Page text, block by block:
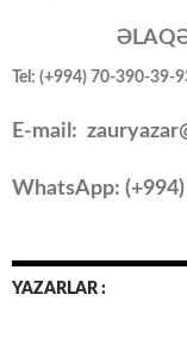
Tel: (+994) 70-390-39-
E-mail:
WhatsApp: (+994
YAZARLAR :